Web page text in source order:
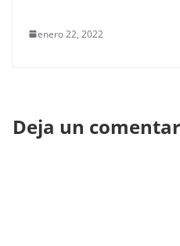
enero 22, 2022
Deja un